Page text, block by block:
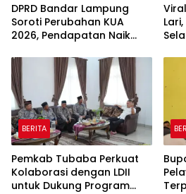
DPRD Bandar Lampung
Soroti Perubahan KUA
2026, Pendapatan Naik
Dipangkas
BERITA
Pemkab Tubaba Perkuat
Kolaborasi dengan LDII
untuk Dukung Program